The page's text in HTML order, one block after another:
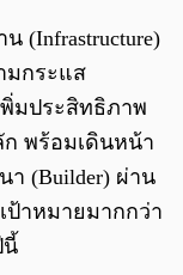
(Infrastructure)
มกระแส
พิ่มประสิทธิภาพ
ก พร้อมเดินหน้า
(Builder) ผ่าน
ป้าหมายมากกว่า
นี้